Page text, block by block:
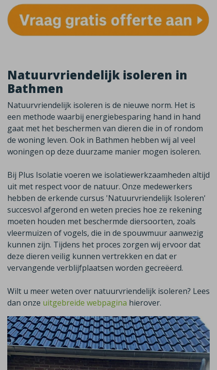
Natuurvriendelijk isoleren in
Bathmen
Natuurvriendelijk isoleren is de nieuwe norm. Het is
een methode waarbij energiebesparing hand in hand
gaat met het beschermen van dieren die in of rondom
de woning leven. Ook in Bathmen hebben wij al veel
woningen op deze duurzame manier mogen isoleren.
Bij Plus Isolatie voeren we isolatiewerkzaamheden altijd
uit met respect voor de natuur. Onze medewerkers
hebben de erkende cursus 'Natuurvriendelijk Isoleren'
succesvol afgerond en weten precies hoe ze rekening
moeten houden met beschermde diersoorten, zoals
vleermuizen of vogels, die in de spouwmuur aanwezig
kunnen zijn. Tijdens het proces zorgen wij ervoor dat
deze dieren veilig kunnen vertrekken en dat er
vervangende verblijfplaatsen worden gecreëerd.
Wilt u meer weten over natuurvriendelijk isoleren? Lees
dan onze uitgebreide webpagina hierover.